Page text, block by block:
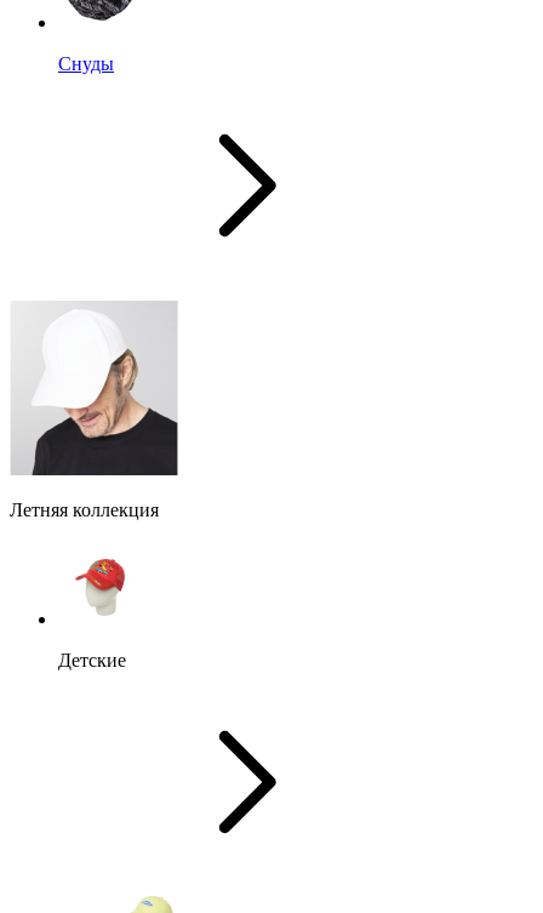
Снуды
Летняя коллекция
Детские